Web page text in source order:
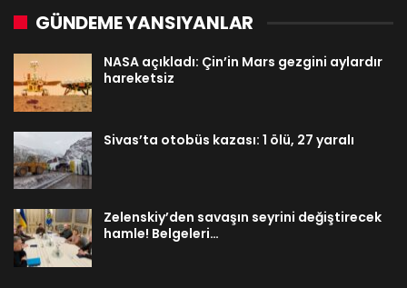
GÜNDEME YANSIYANLAR
NASA açıkladı: Çin’in Mars gezgini aylardır
hareketsiz
Sivas’ta otobüs kazası: 1 ölü, 27 yaralı
Zelenskiy’den savaşın seyrini değiştirecek
hamle! Belgeleri…